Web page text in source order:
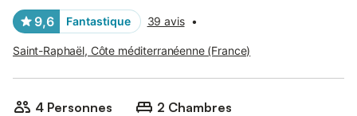
9,6 Fantastique 39 avis •
Saint-Raphaël, Côte méditerranéenne (France)
4 Personnes
2 Chambres